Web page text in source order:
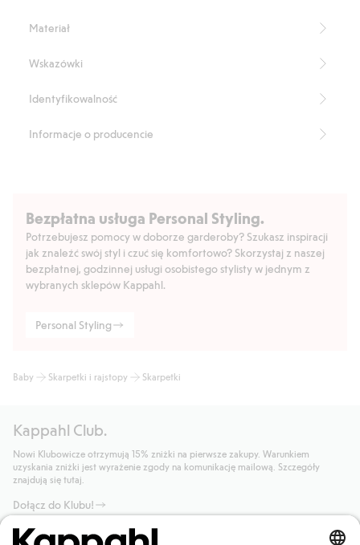
Numer artykułu
Materiał
Wskazówki
Identyfikowalność
Informacje o producencie
Bezpłatna usługa Personal Styling.
Potrzebujesz pomocy w doborze garderoby? Szukasz inspiracji
jak znaleźć swój styl i czuć się komfortowo? Skorzystaj z naszej
bezpłatnej, godzinnej usługi osobistego stylisty w jednym z
wybranych sklepów Kappahl.
Personal Styling
Baby Skarpetki i rajstopy Skarpetki
Kappahl Club.
Nowi Klubowicze otrzymują 15% zniżki na pierwsze zakupy. Warunkiem
uzyskania zniżki jest wyrażenie zgody na komunikację mailową. Szczegóły
znajdują się tutaj.
Dołącz do Klubu!